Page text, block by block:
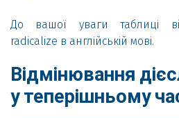
До вашої уваги таблиці
radicalize в англійській мові.
Відмінювання
у теперішньому